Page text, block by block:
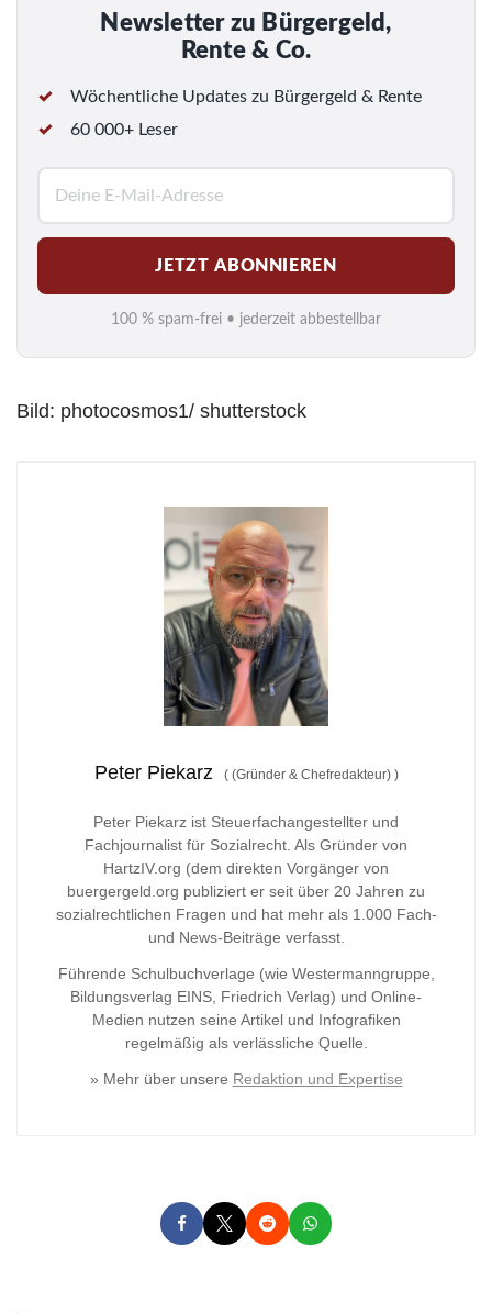
Newsletter zu Bürgergeld,
Rente & Co.
Wöchentliche Updates zu Bürgergeld & Rente
60 000+ Leser
M
a
i
l
*
JETZT ABONNIEREN
100 % spam-frei • jederzeit abbestellbar
Bild: photocosmos1/ shutterstock
Peter Piekarz ((Gründer & Chefredakteur) )
Peter Piekarz ist Steuerfachangestellter und
Fachjournalist für Sozialrecht. Als Gründer von
HartzIV.org (dem direkten Vorgänger von
buergergeld.org publiziert er seit über 20 Jahren zu
sozialrechtlichen Fragen und hat mehr als 1.000 Fach-
und News-Beiträge verfasst.
Führende Schulbuchverlage (wie Westermanngruppe,
Bildungsverlag EINS, Friedrich Verlag) und Online-
Medien nutzen seine Artikel und Infografiken
regelmäßig als verlässliche Quelle.
» Mehr über unsere Redaktion und Expertise